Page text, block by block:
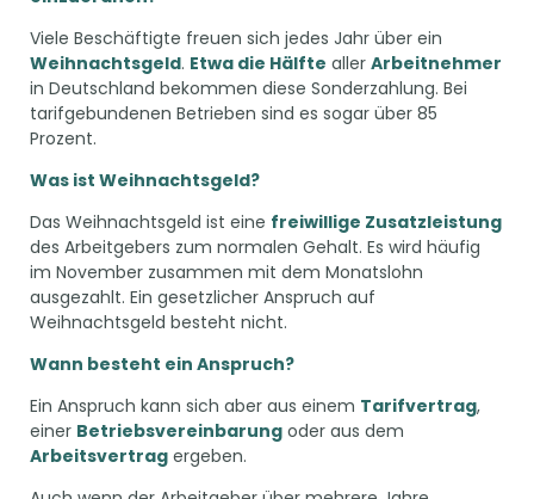
Viele Beschäftigte freuen sich jedes Jahr über ein
Weihnachtsgeld. Etwa die Hälfte aller Arbeitnehmer
in Deutschland bekommen diese Sonderzahlung. Bei
tarifgebundenen Betrieben sind es sogar über 85
Prozent.
Was ist Weihnachtsgeld?
Das Weihnachtsgeld ist eine freiwillige Zusatzleistung
des Arbeitgebers zum normalen Gehalt. Es wird häufig
im November zusammen mit dem Monatslohn
ausgezahlt. Ein gesetzlicher Anspruch auf
Weihnachtsgeld besteht nicht.
Wann besteht ein Anspruch?
Ein Anspruch kann sich aber aus einem Tarifvertrag,
einer Betriebsvereinbarung oder aus dem
Arbeitsvertrag ergeben.